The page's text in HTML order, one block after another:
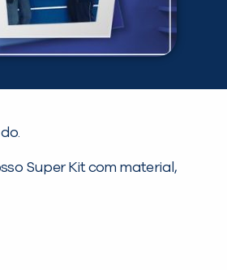
Super Kit com material,